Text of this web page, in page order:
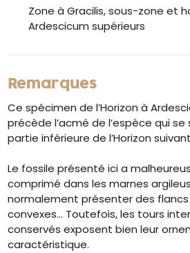
Zone à Gracilis, sous-zone et
Ardescicum supérieurs
Remarques
Ce spécimen de l’Horizon à
précède l’acmé de l’espèce qui se
partie inférieure de l’Horizon
Le fossile présenté ici a
comprimé dans les marnes
normalement présenter des
convexes… Toutefois, les tours
conservés exposent bien leur
caractéristique.